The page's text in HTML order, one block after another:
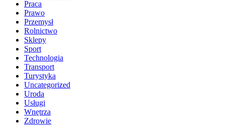
Praca
Prawo
Przemysł
Rolnictwo
Sklepy
Sport
Technologia
Transport
Turystyka
Uncategorized
Uroda
Usługi
Wnętrza
Zdrowie